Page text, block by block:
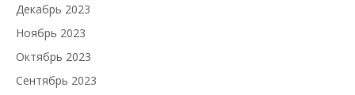
Декабрь 2023
Ноябрь 2023
Октябрь 2023
Сентябрь 2023